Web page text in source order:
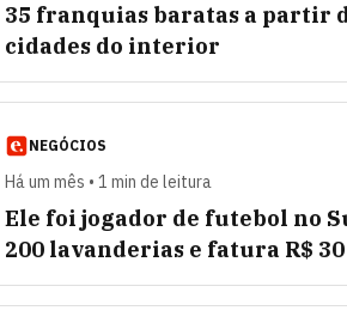
35 franquias baratas a partir
cidades do interior
NEGÓCIOS
Há um mês • 1 min de leitura
Ele foi jogador de futebol no
200 lavanderias e fatura R$